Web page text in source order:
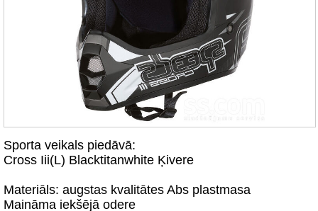
Sporta veikals piedāvā:
Cross Iii(L) Blacktitanwhite Ķivere
Materiāls: augstas kvalitātes Abs plastmasa
Maināma iekšējā odere